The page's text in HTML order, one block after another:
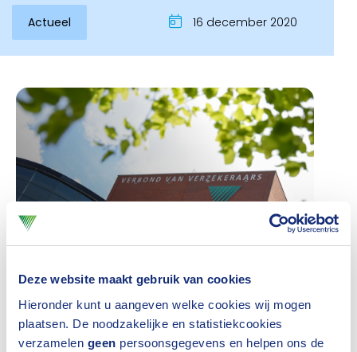
Deze website maakt gebruik van cookies
Hieronder kunt u aangeven welke cookies wij mogen
plaatsen. De noodzakelijke en statistiekcookies
verzamelen geen persoonsgegevens en helpen ons de
Inloggen
Actueel 16 december 2020
Bastion is in2005 opgericht en onderdeel
vanKeystoneLegal, een rechtsbijstandverzekeraar